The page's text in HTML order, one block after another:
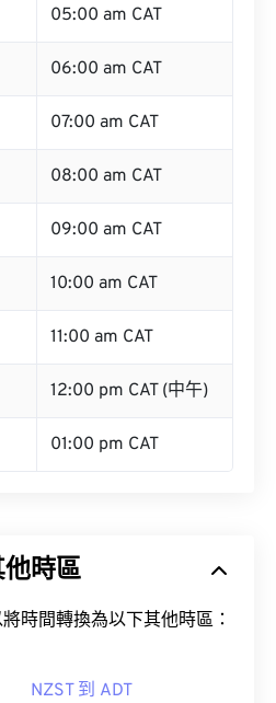
05:00 am CAT
06:00 am CAT
07:00 am CAT
08:00 am CAT
09:00 am CAT
10:00 am CAT
11:00 am CAT
12:00 pm CAT (中午)
01:00 pm CAT
時區
時間轉換為以下其他時區：
NZST 到 ADT